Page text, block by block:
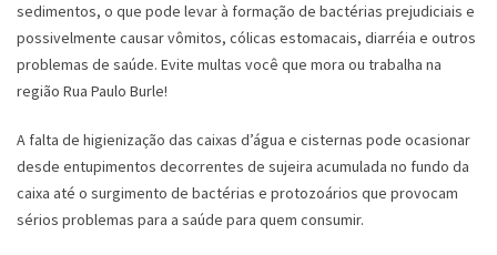
sedimentos, o que pode levar à formação de bactérias prejudiciais e
possivelmente causar vômitos, cólicas estomacais, diarréia e outros
problemas de saúde. Evite multas você que mora ou trabalha na
região Rua Paulo Burle!
A falta de higienização das caixas d’água e cisternas pode ocasionar
desde entupimentos decorrentes de sujeira acumulada no fundo da
caixa até o surgimento de bactérias e protozoários que provocam
sérios problemas para a saúde para quem consumir.